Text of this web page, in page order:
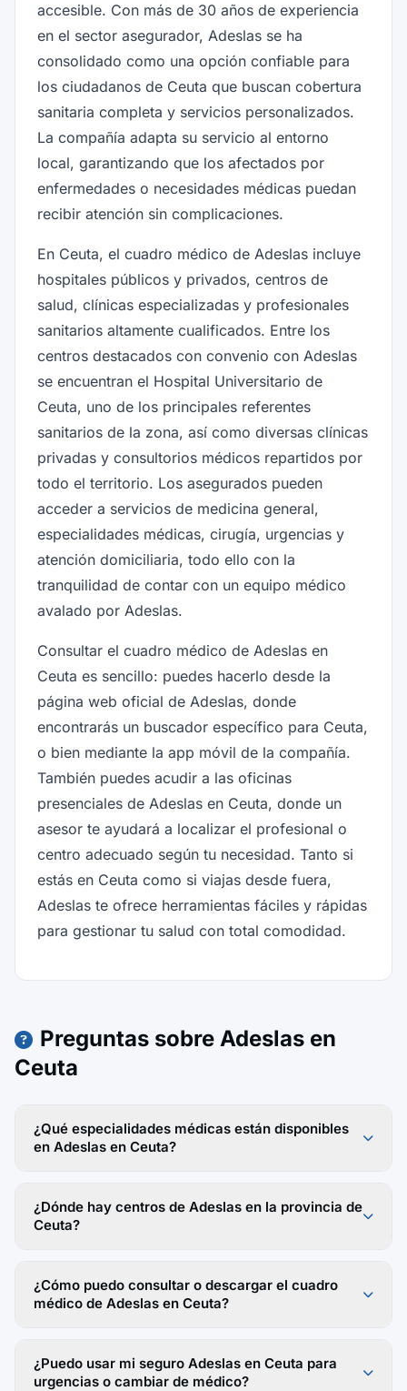
accesible. Con más de 30 años de experiencia
en el sector asegurador, Adeslas se ha
consolidado como una opción confiable para
los ciudadanos de Ceuta que buscan cobertura
sanitaria completa y servicios personalizados.
La compañía adapta su servicio al entorno
local, garantizando que los afectados por
enfermedades o necesidades médicas puedan
recibir atención sin complicaciones.
En Ceuta, el cuadro médico de Adeslas incluye
hospitales públicos y privados, centros de
salud, clínicas especializadas y profesionales
sanitarios altamente cualificados. Entre los
centros destacados con convenio con Adeslas
se encuentran el Hospital Universitario de
Ceuta, uno de los principales referentes
sanitarios de la zona, así como diversas clínicas
privadas y consultorios médicos repartidos por
todo el territorio. Los asegurados pueden
acceder a servicios de medicina general,
especialidades médicas, cirugía, urgencias y
atención domiciliaria, todo ello con la
tranquilidad de contar con un equipo médico
avalado por Adeslas.
Consultar el cuadro médico de Adeslas en
Ceuta es sencillo: puedes hacerlo desde la
página web oficial de Adeslas, donde
encontrarás un buscador específico para Ceuta,
o bien mediante la app móvil de la compañía.
También puedes acudir a las oficinas
presenciales de Adeslas en Ceuta, donde un
asesor te ayudará a localizar el profesional o
centro adecuado según tu necesidad. Tanto si
estás en Ceuta como si viajas desde fuera,
Adeslas te ofrece herramientas fáciles y rápidas
para gestionar tu salud con total comodidad.
Preguntas sobre Adeslas en
Ceuta
¿Qué especialidades médicas están disponibles
en Adeslas en Ceuta?
¿Dónde hay centros de Adeslas en la provincia de
Ceuta?
¿Cómo puedo consultar o descargar el cuadro
médico de Adeslas en Ceuta?
¿Puedo usar mi seguro Adeslas en Ceuta para
urgencias o cambiar de médico?